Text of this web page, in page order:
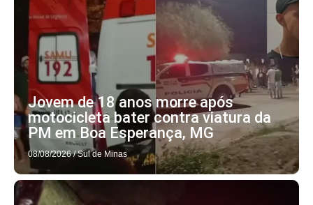
Jovem de 18 anos morre após
motocicleta bater contra viatura da
PM em Boa Esperança, MG
08/08/2026 / Sul de Minas